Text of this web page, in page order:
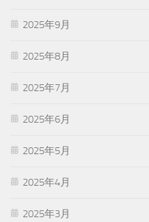
2025年9月
2025年8月
2025年7月
2025年6月
2025年5月
2025年4月
2025年3月